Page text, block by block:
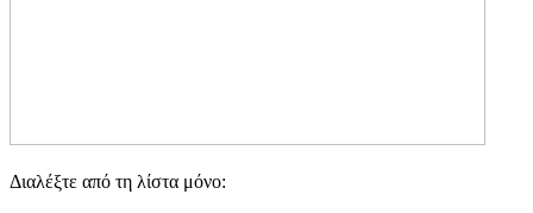
Διαλέξτε από τη λίστα μόνο: